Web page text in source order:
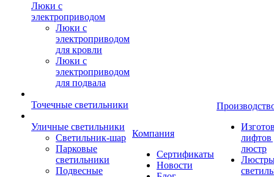
Люки с
электроприводом
Люки с
электроприводом
для кровли
Люки с
электроприводом
для подвала
Точечные светильники
Уличные светильники
Светильник-шар
Парковые
светильники
Подвесные
Компания
Сертификаты
Новости
лифтов
люстр